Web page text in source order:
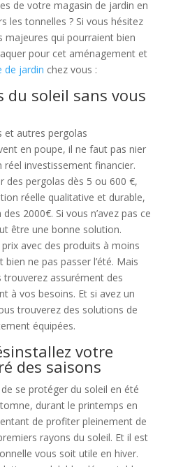
de votre magasin de jardin en
les tonnelles ? Si vous hésitez
majeures qui pourraient bien
pour cet aménagement et
de jardin chez vous :
du soleil sans vous
et autres pergolas
en poupe, il ne faut pas nier
réel investissement financier.
des pergolas dès 5 ou 600 €,
réelle qualitative et durable,
2000€. Si vous n’avez pas ce
être une bonne solution.
avec des produits à moins
ne pas passer l’été. Mais
trouverez assurément des
à vos besoins. Et si avez un
trouverez des solutions de
équipées.
votre
des saisons
de se protéger du soleil en été
durant le printemps en
de profiter pleinement de
rayons du soleil. Et il est
vous soit utile en hiver.